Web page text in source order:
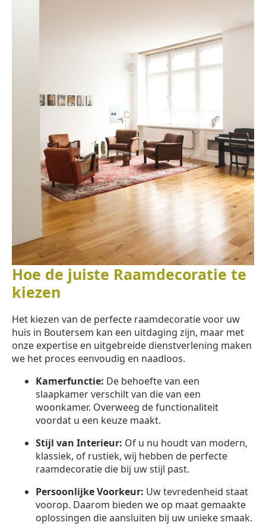
Hoe de juiste Raamdecoratie te
kiezen
Het kiezen van de perfecte raamdecoratie voor uw
huis in Boutersem kan een uitdaging zijn, maar met
onze expertise en uitgebreide dienstverlening maken
we het proces eenvoudig en naadloos.
Kamerfunctie: De behoefte van een
slaapkamer verschilt van die van een
woonkamer. Overweeg de functionaliteit
voordat u een keuze maakt.
Stijl van Interieur: Of u nu houdt van modern,
klassiek, of rustiek, wij hebben de perfecte
raamdecoratie die bij uw stijl past.
Persoonlijke Voorkeur: Uw tevredenheid staat
voorop. Daarom bieden we op maat gemaakte
oplossingen die aansluiten bij uw unieke smaak.